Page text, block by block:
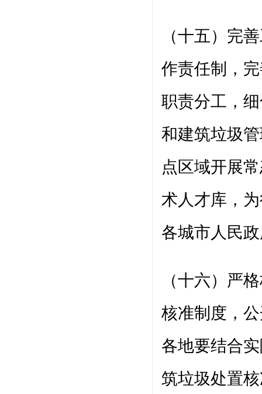
（十五）完
作责任制，
职责分工，
和建筑垃圾
点区域开展
术人才库，
各城市人民
（十六）严
核准制度，
各地要结合
筑垃圾处置